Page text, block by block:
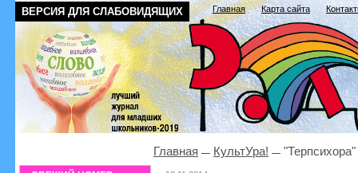
ВЕРСИЯ ДЛЯ СЛАБОВИДЯЩИХ Главная Карта сайта
Главная КультУра!